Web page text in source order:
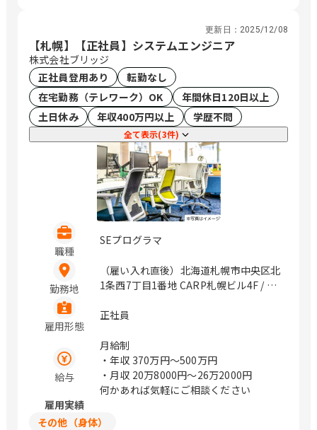
更新日： 2025/12/08
【札幌】【正社員】システムエンジニア
株式会社ブリッジ
正社員登用あり
転勤なし
在宅勤務（テレワーク）OK
年間休日120日以上
土日休み
年収400万円以上 学歴不問
全て表示(3件)
職種
SEプログラマ
勤務地
（雇い入れ直後）北海道札幌市中央区北
1条西7丁目1番地 CARP札幌ビル4F / 大
雇用形態
正社員
給与
月給制
・年収 370万円〜500万円
・月収 20万8000円〜26万2000円
何かあれば気軽にご相談ください
雇用実績
その他（身体）